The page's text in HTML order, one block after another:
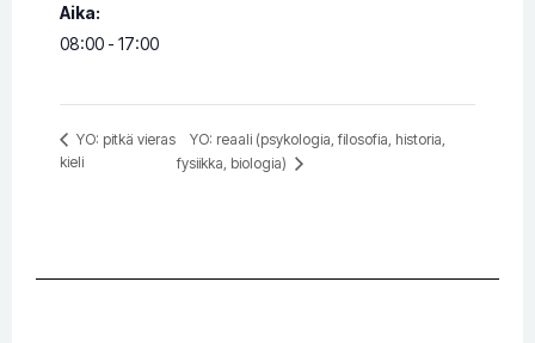
Aika:
08:00 - 17:00
YO: pitkä vieras
kieli
YO: reaali (psykologia, filosofia, historia,
fysiikka, biologia)